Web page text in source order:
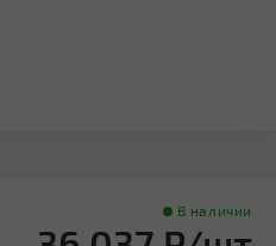
В наличии